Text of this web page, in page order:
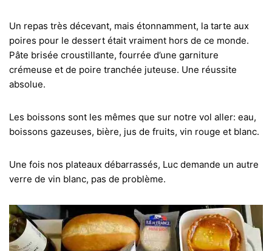
Un repas très décevant, mais étonnamment, la tarte aux
poires pour le dessert était vraiment hors de ce monde.
Pâte brisée croustillante, fourrée d’une garniture
crémeuse et de poire tranchée juteuse. Une réussite
absolue.
Les boissons sont les mêmes que sur notre vol aller: eau,
boissons gazeuses, bière, jus de fruits, vin rouge et blanc.
Une fois nos plateaux débarrassés, Luc demande un autre
verre de vin blanc, pas de problème.